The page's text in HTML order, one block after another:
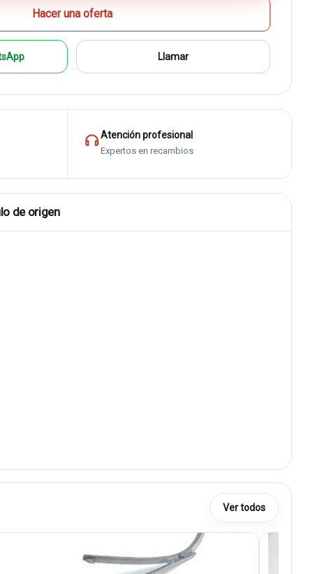
Hacer una oferta
Llamar
Atención profesional
Expertos en recambios
de origen
Ver todos